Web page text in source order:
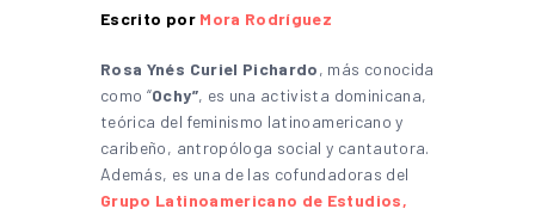
Escrito por Mora Rodríguez
Rosa Ynés Curiel Pichardo, más conocida
como “Ochy”, es una activista dominicana,
teórica del feminismo latinoamericano y
caribeño, antropóloga social y cantautora.
Además, es una de las cofundadoras del
Grupo Latinoamericano de Estudios,